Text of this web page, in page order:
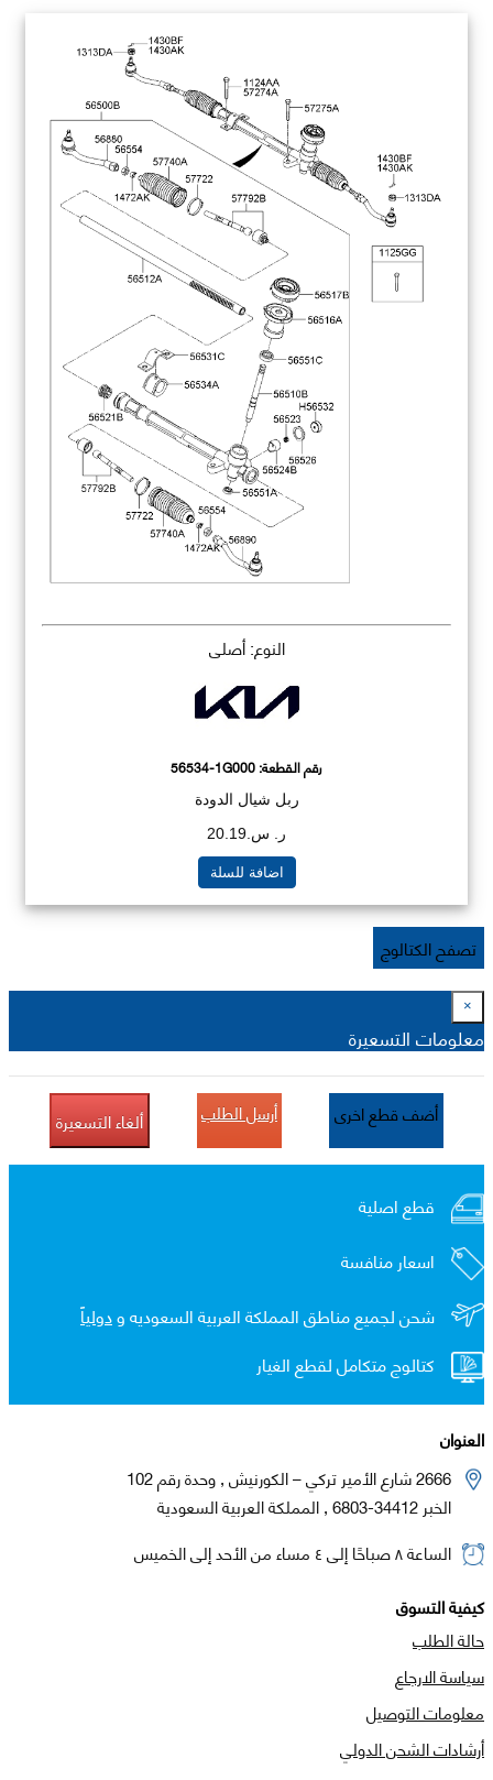
النوع: أصلي
رقم القطعة:56534-1G000
ربل شيال الدودة
ر. س.20.19
اضافة للسلة
تصفح الكتالوج
×
معلومات التسعيرة
أضف قطع اخرى أرسل الطلب ألغاء التسعيرة
قطع اصلية
اسعار منافسة
شحن لجميع مناطق المملكة العربية السعوديه ودولياً
كتالوج متكامل لقطع الغيار
العنوان
2666 شارع الأمير تركي – الكورنيش , وحدة رقم 102
الخبر 34412-6803 , المملكة العربية السعودية
الساعة ٨ صباحًا إلى ٤ مساء من الأحد إلى الخميس
كيفية التسوق
حالة الطلب
سياسة الارجاع
معلومات التوصيل
أرشادات الشحن الدولي